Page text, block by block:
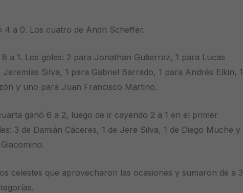
4 a 0. Los cuatro de Andri Scheffer.
a 1. Los goles: 2 para Jonathan Gutierrez, 1 para Lucas
Jeremías Silva, 1 para Gabriel Barrado, 1 para Andrés Elkin, 1
y uno para Juan Francisco Martino.
ganó 6 a 2, luego de ir cayendo 2 a 1 en el primer
3 de Damián Cáceres, 1 de Jere Silva, 1 de Diego Muche y
celestes que aprovecharon las ocasiones y sumaron de a 3